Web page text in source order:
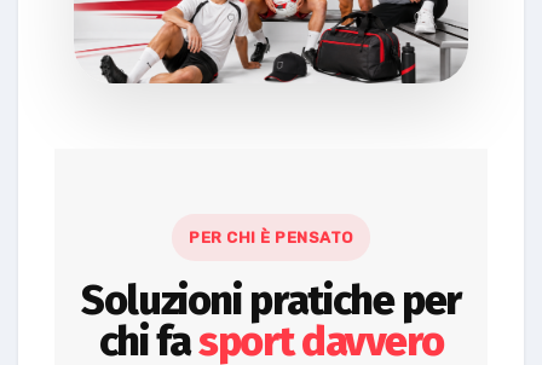
PER CHI È PENSATO
Soluzioni pratiche per
chi fasport davvero